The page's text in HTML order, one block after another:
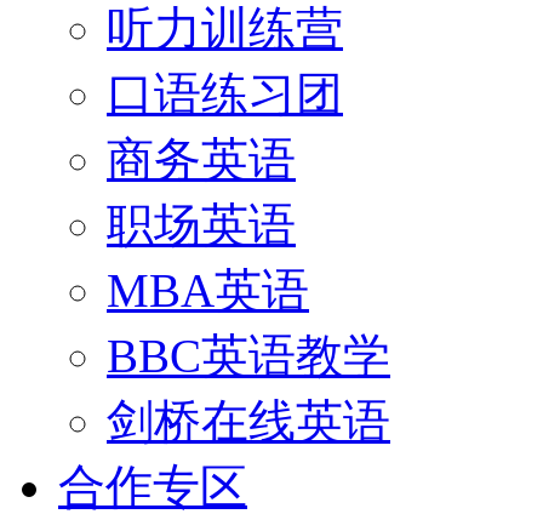
听力训练营
口语练习团
商务英语
职场英语
MBA英语
BBC英语教学
剑桥在线英语
合作专区